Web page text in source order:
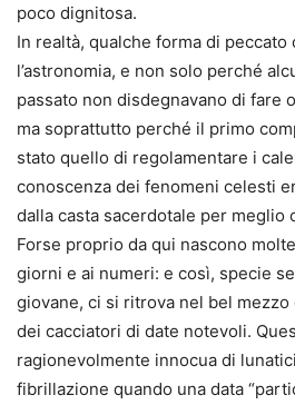
poco dignitosa.
In realtà, qualche forma di peccato
l’astronomia, e non solo perché
passato non disdegnavano di fare
ma soprattutto perché il primo
stato quello di regolamentare i
conoscenza dei fenomeni celesti
dalla casta sacerdotale per meglio
Forse proprio da qui nascono
giorni e ai numeri: e così, specie
giovane, ci si ritrova nel bel
dei cacciatori di date notevoli.
ragionevolmente innocua di
fibrillazione quando una data